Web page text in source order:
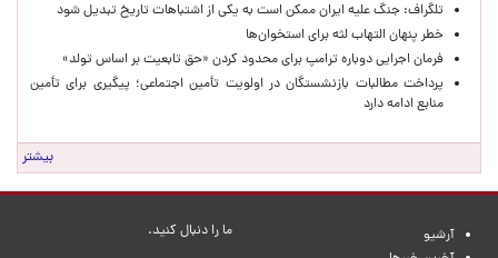
تلگراف: جنگ علیه ایران ممکن است به یکی از اشتباهات تاریخ تبدیل شود
خطر پنهان التهاب لثه برای استخوان‌ها
فرمان اجرایی دوباره ترامپ برای محدود کردن «حق تابعیت بر اساس تولد»
پرداخت مطالبات بازنشستگان در اولویت تأمین اجتماعی؛ پیگیری برای تأمین
منابع ادامه دارد
بیشتر
آرشیو
ما را دنبال کنید.